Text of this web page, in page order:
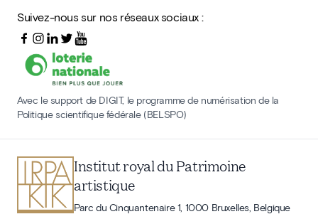
Suivez-nous sur nos réseaux sociaux :
Avec le support de DIGIT, le programme de numérisation de la
Politique scientifique fédérale (BELSPO)
Institut royal du Patrimoine
artistique
Parc du Cinquantenaire 1, 1000 Bruxelles, Belgique